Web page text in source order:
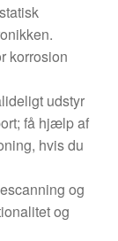
korrosion
udstyr
få hjælp af
hvis du
og
og